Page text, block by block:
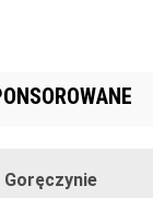
2 lata temu